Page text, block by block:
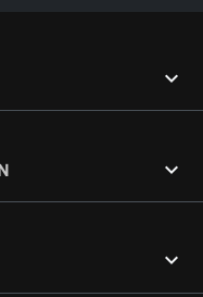


